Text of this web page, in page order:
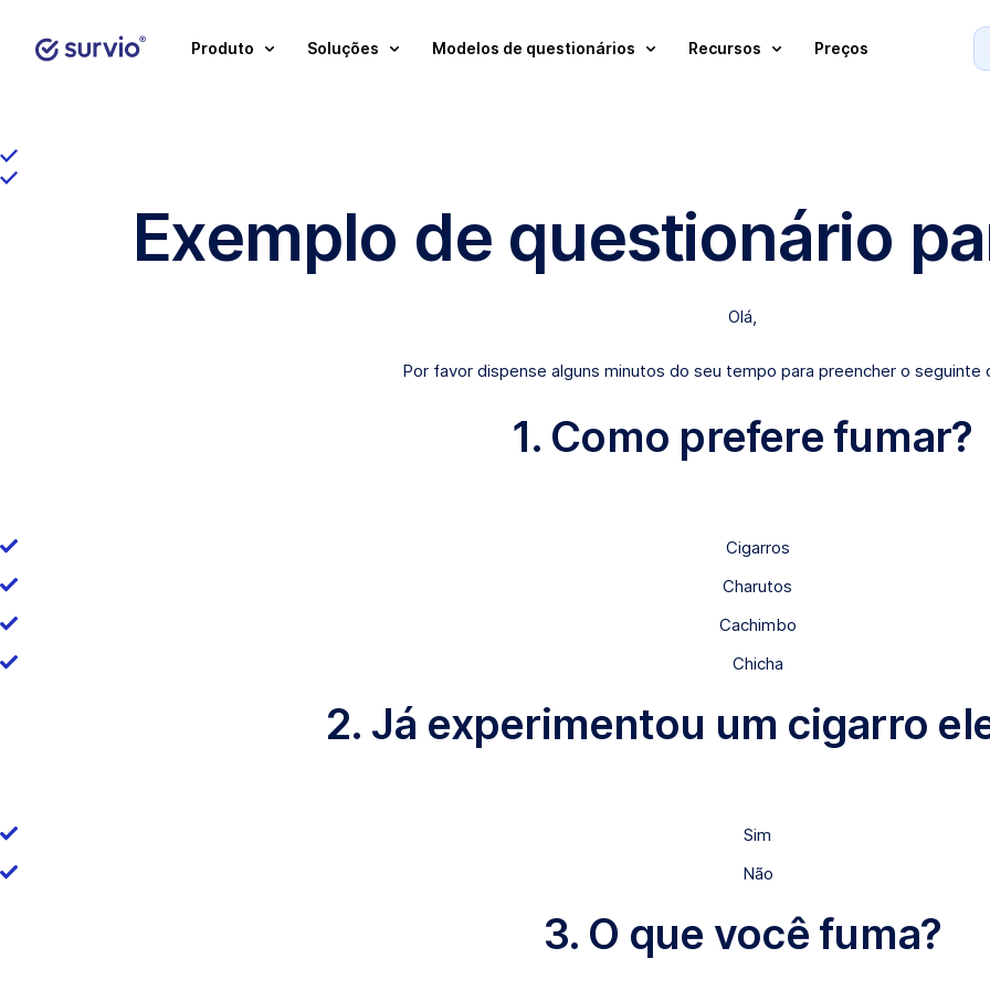
Produto Soluções Modelos de questionários Recursos Preços
Exemplo de questionário
Olá,
Por favor dispense alguns minutos do seu tempo para preencher o seguinte
1. Como prefere fumar?
Cigarros
Charutos
Cachimbo
Chicha
2. Já experimentou um cigarro
Sim
Não
3. O que você fuma?